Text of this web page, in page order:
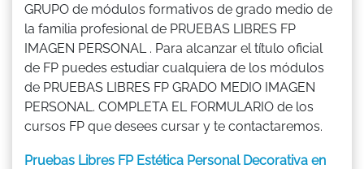
GRUPO de módulos formativos de grado medio de
la familia profesional de PRUEBAS LIBRES FP
IMAGEN PERSONAL . Para alcanzar el título oficial
de FP puedes estudiar cualquiera de los módulos
de PRUEBAS LIBRES FP GRADO MEDIO IMAGEN
PERSONAL. COMPLETA EL FORMULARIO de los
cursos FP que desees cursar y te contactaremos.
Pruebas Libres FP Estética Personal Decorativa en